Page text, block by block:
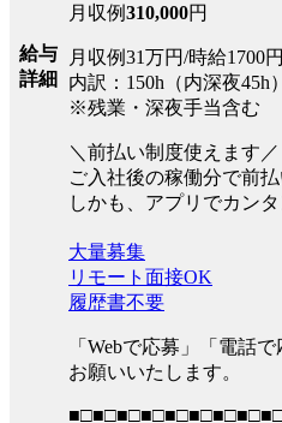
給与
詳細
月収例310,000円
月収例31万円/時給1700円
内訳：150h（内深夜45h
※残業・深夜手当含む
＼前払い制度使えます／
ご入社後の稼働分で前
しかも、アプリでカン
大量募集
リモート面接OK
履歴書不要
「Webで応募」「電話
お願いいたします。